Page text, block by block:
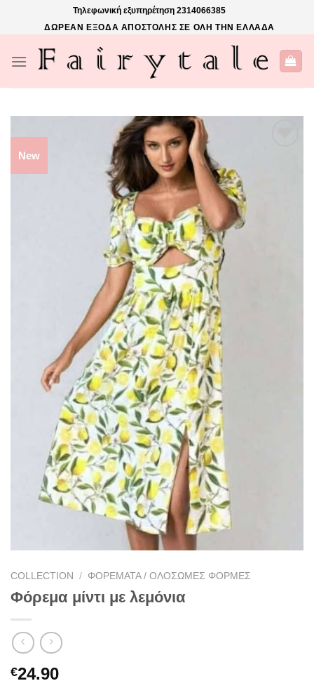
Τηλεφωνική εξυπηρέτηση 2314066385
ΔΩΡΕΑΝ ΕΞΟΔΑ ΑΠΟΣΤΟΛΗΣ ΣΕ ΟΛΗ ΤΗΝ ΕΛΛΑΔΑ
New
ΠΡΌΣΘΉΚΗ
ΣΤΗΝ ΛΊΣΤΑ
ΕΠΙΘΥΜΙΏΝ
COLLECTION / ΦΟΡΈΜΑΤΑ / ΟΛΌΣΩΜΕΣ ΦΌΡΜΕΣ
Φόρεμα μίντι με λεμόνια
€24.90